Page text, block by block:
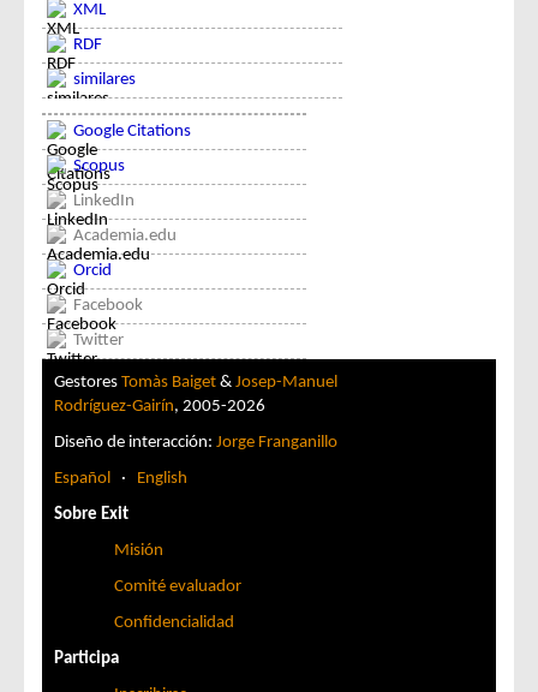
XML
RDF
similares
Google Citations
Scopus
LinkedIn
Academia.edu
Orcid
Facebook
Twitter
Gestores Tomàs Baiget & Josep-Manuel
Rodríguez-Gairín, 2005-2026
Diseño de interacción: Jorge Franganillo
Español · English
Sobre Exit
Misión
Comité evaluador
Confidencialidad
Participa